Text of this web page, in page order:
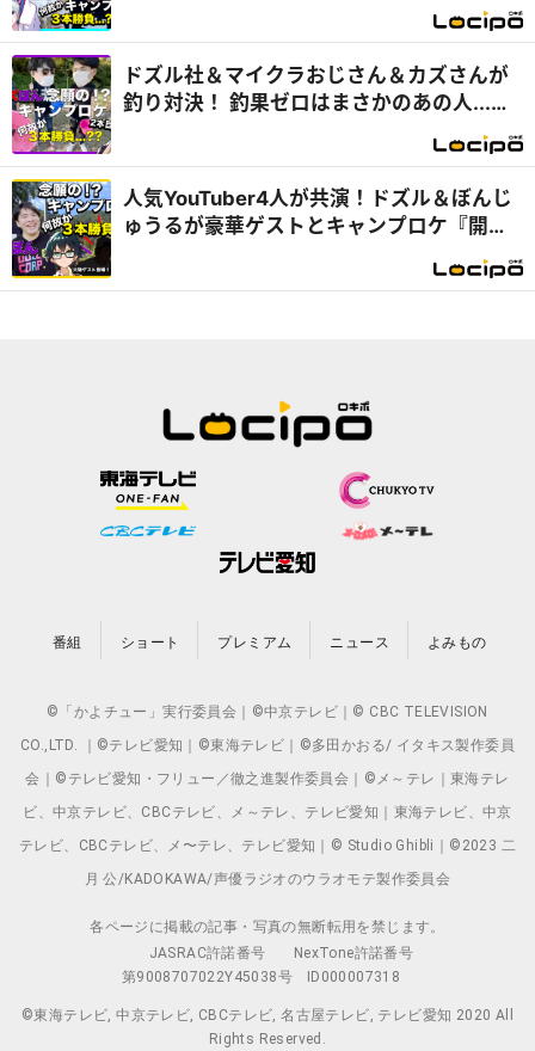
ドズル社＆マイクラおじさん＆カズさんが
釣り対決！ 釣果ゼロはまさかのあの人...
人気YouTuber4人が共演！ドズル＆ぼんじ
ゅうるが豪華ゲストとキャンプロケ『開
番組 ショート プレミアム ニュース よみもの
©「かよチュー」実行委員会｜©中京テレビ｜© CBC TELEVISION
CO.,LTD. ｜©テレビ愛知｜©東海テレビ｜©多田かおる/ イタキス製作委員
会｜©テレビ愛知・フリュー／徹之進製作委員会｜©メ～テレ｜東海テレ
ビ、中京テレビ、CBCテレビ、メ～テレ、テレビ愛知｜東海テレビ、中京
テレビ、CBCテレビ、メ〜テレ、テレビ愛知｜© Studio Ghibli｜©2023 二
月 公/KADOKAWA/声優ラジオのウラオモテ製作委員会
各ページに掲載の記事・写真の無断転用を禁じます。
JASRAC許諾番号
NexTone許諾番号
第9008707022Y45038号
ID000007318
©東海テレビ, 中京テレビ, CBCテレビ, 名古屋テレビ, テレビ愛知 2020 All
Rights Reserved.